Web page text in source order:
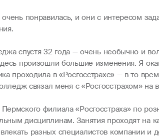
понравилась, и они с интересом
спустя 32 года — очень необычно и
произошли большие изменения. Я
проходила в «Росгосстрахе» — в то
связал меня с «Росгосстрахом» на
филиала «Росгосстраха» по
дисциплинам. Занятия проходят на
разных специалистов компании